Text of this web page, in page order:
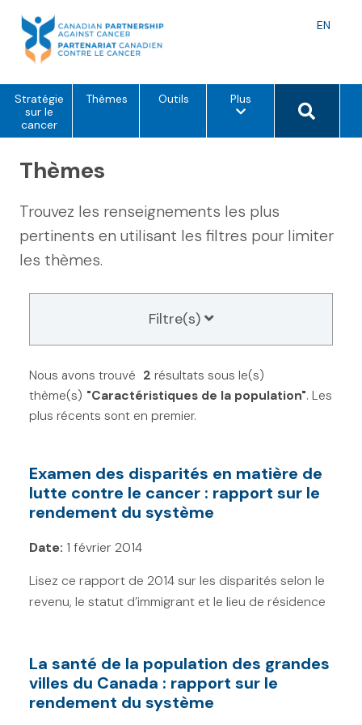
content
EN
Stratégie
sur le
cancer
Thèmes Outils Pluso
i
m
n
Search
Thèmes
Trouvez les renseignements les plus
pertinents en utilisant les filtres pour limiter
les thèmes.
Filtre(s)
Filtres Réinitialiser
T
i
c
s
i
l
e
r
s
Continuum du cancer
population
Adolescents et jeunes adultes (0)
Immigrants (2)
Inuits (0)
Nous avons trouvé 2 résultats sous le(s)
thème(s) "Caractéristiques de la population". Les
plus récents sont en premier.
Examen des disparités en matière de
lutte contre le cancer : rapport sur le
rendement du système
Date: 1 février 2014
Lisez ce rapport de 2014 sur les disparités selon le
revenu, le statut d’immigrant et le lieu de résidence
La santé de la population des grandes
villes du Canada : rapport sur le
rendement du système